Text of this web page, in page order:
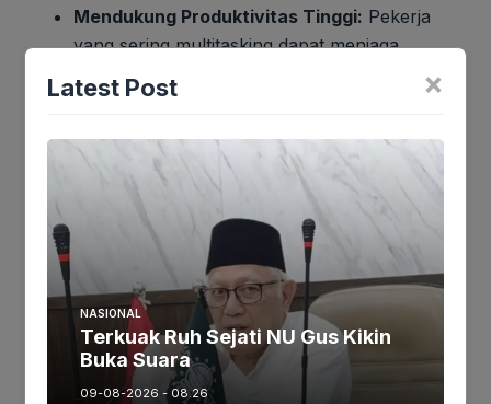
Mendukung Produktivitas Tinggi: Pekerja
yang sering multitasking dapat menjaga
pengisian daya.
Bank Terus-Menerus:
Pengguna tidak perlu
lagi membawa power bank ke mana-mana.
Beberapa contoh smartphone dengan kapasitas
baterai besar antara lain Samsung Galaxy M34
(6000mAh), Redmi Note 13 Pro (5100mAh),
Infinix Note 40 (5000mAh), dan Realme C67
(5000mAh).
×
Latest Post
NASIONAL
Terkuak Ruh Sejati NU Gus Kikin
Buka Suara
09-08-2026 - 08.26